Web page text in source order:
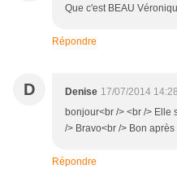
Que c'est BEAU
Répondre
D Denise 17/07/2014 14:28
bonjour<br /> <br /> Elle
/> Bravo<br /> Bon après
Répondre